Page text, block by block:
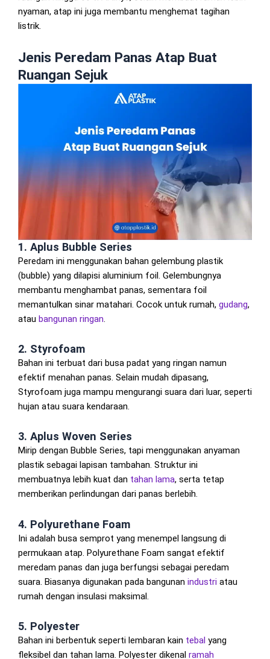
nyaman, atap ini juga membantu menghemat tagihan
listrik.
Jenis Peredam Panas Atap Buat
Ruangan Sejuk
1. Aplus Bubble Series
Peredam ini menggunakan bahan gelembung plastik
(bubble) yang dilapisi aluminium foil. Gelembungnya
membantu menghambat panas, sementara foil
memantulkan sinar matahari. Cocok untuk rumah, gudang,
atau bangunan ringan.
2. Styrofoam
Bahan ini terbuat dari busa padat yang ringan namun
efektif menahan panas. Selain mudah dipasang,
Styrofoam juga mampu mengurangi suara dari luar, seperti
hujan atau suara kendaraan.
3. Aplus Woven Series
Mirip dengan Bubble Series, tapi menggunakan anyaman
plastik sebagai lapisan tambahan. Struktur ini
membuatnya lebih kuat dan tahan lama, serta tetap
memberikan perlindungan dari panas berlebih.
4. Polyurethane Foam
Ini adalah busa semprot yang menempel langsung di
permukaan atap. Polyurethane Foam sangat efektif
meredam panas dan juga berfungsi sebagai peredam
suara. Biasanya digunakan pada bangunan industri atau
rumah dengan insulasi maksimal.
5. Polyester
Bahan ini berbentuk seperti lembaran kain tebal yang
fleksibel dan tahan lama. Polyester dikenal ramah